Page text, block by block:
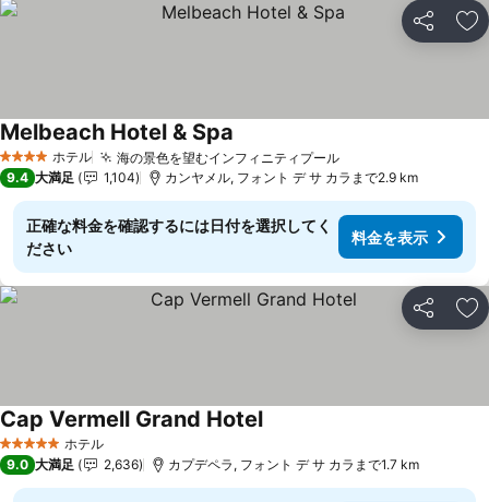
シェア お
4 ホテルのランク
ホテル 海の景色を望むインフィニティプール料金を表示
Melbeach Hotel & Spa
9.4 大満足 1,104 カンヤメル, フォント デ サ カラまで2.9 km
正確な料金を確認するには日付を選択してく
ださい
料金を表示
シェア お
5 ホテルのランク
ホテル
Cap Vermell Grand Hotel料金を表示
9.0 大満足 2,636 カプデペラ, フォント デ サ カラまで1.7 km